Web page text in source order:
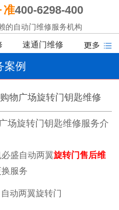
准400-6298-400
的自动门维修服务机构
速通门维修
案例
物广场旋转门钥匙维修
场旋转门钥匙维修服务介
盛自动两翼旋转门售后维
服务
自动两翼旋转门